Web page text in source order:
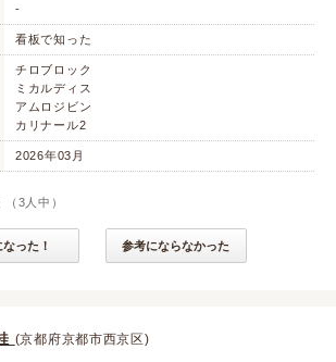
-
看板で知った
チロブロック
ミカルディス
アムロジビン
カリナール2
2026年03月
（ 3 人中）
った！ 参考にならなかった
(京都府京都市西京区)